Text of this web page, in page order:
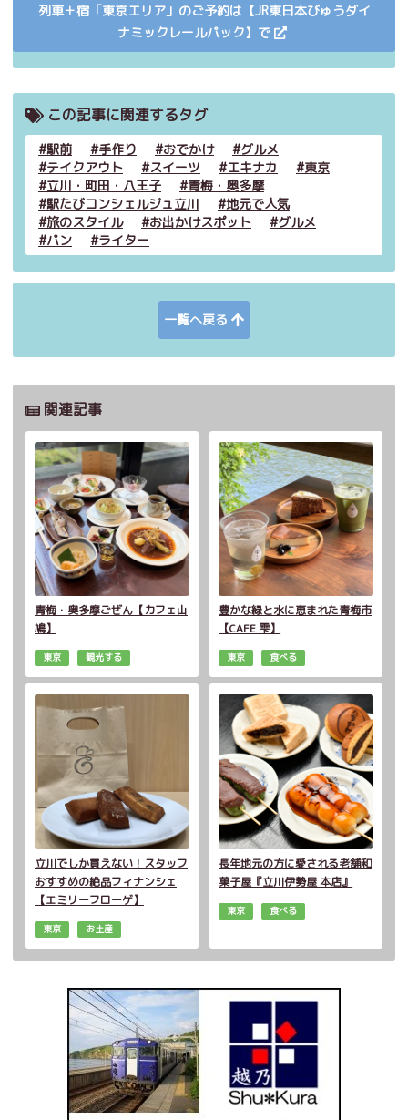
列車＋宿「東京エリア」のご予約は【JR東日本びゅうダイ
ナミックレールパック】で
この記事に関連するタグ
駅前 手作り おでかけ
グルメ
テイクアウト
スイーツ エキナカ
東京
立川・町田・八王子
青梅・奥多摩
駅たびコンシェルジュ立川
地元で人気
旅のスタイル
お出かけスポット
グルメ
パン
ライター
一覧へ戻る
関連記事
青梅・奥多摩ごぜん【カフェ山
鳩】
東京 観光する
豊かな緑と水に恵まれた青梅市
【CAFE 雫】
東京 食べる
立川でしか買えない！スタッフ
おすすめの絶品フィナンシェ
【エミリーフローゲ】
東京 お土産
長年地元の方に愛される老舗和
菓子屋『立川伊勢屋 本店』
東京 食べる